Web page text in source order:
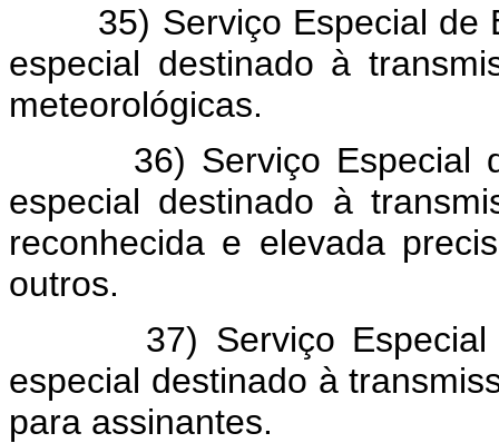
35) Serviço Especial de
especial destinado à
meteorológicas.
36) Serviço Especial de
especial destinado à
reconhecida e elevada
outros.
37) Serviço Especial
especial destinado à
para assinantes.